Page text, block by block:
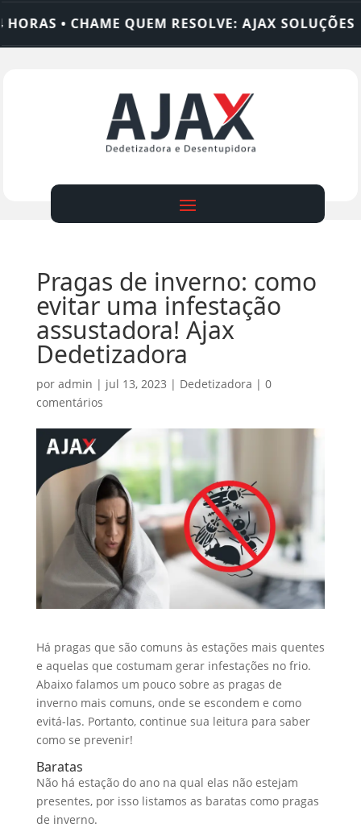
• CHAME QUEM RESOLVE: AJAX SOLUÇÕES
Pragas de inverno: como
evitar uma infestação
assustadora! Ajax
Dedetizadora
por admin | jul 13, 2023 | Dedetizadora | 0
comentários
Há pragas que são comuns às estações mais quentes
e aquelas que costumam gerar infestações no frio.
Abaixo falamos um pouco sobre as pragas de
inverno mais comuns, onde se escondem e como
evitá-las. Portanto, continue sua leitura para saber
como se prevenir!
Baratas
Não há estação do ano na qual elas não estejam
presentes, por isso listamos as baratas como pragas
de inverno.